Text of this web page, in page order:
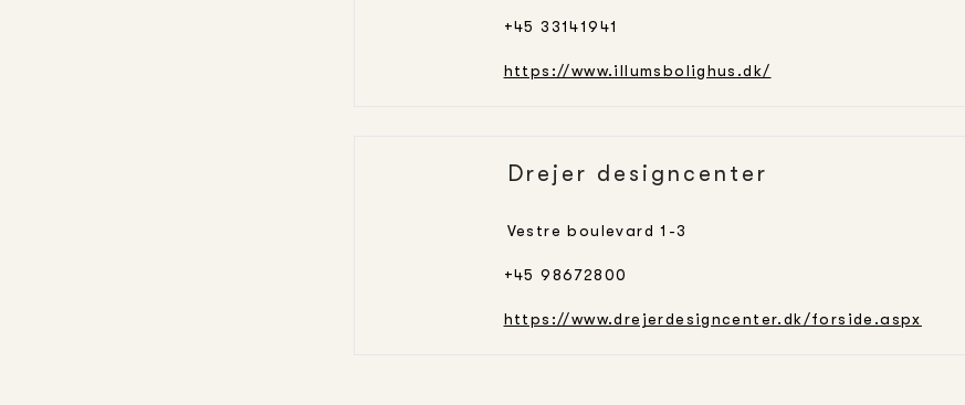
+45 33141941
https://www.illumsbolighus.dk/
Drejer designcenter
Vestre boulevard 1-3
+45 98672800
https://www.drejerdesigncenter.dk/forside.aspx